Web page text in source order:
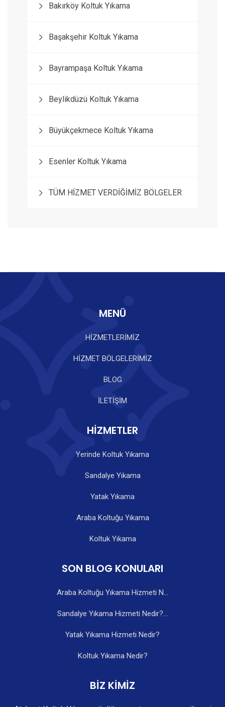
Bakırköy Koltuk Yıkama
Başakşehir Koltuk Yıkama
Bayrampaşa Koltuk Yıkama
Beylikdüzü Koltuk Yıkama
Büyükçekmece Koltuk Yıkama
Esenler Koltuk Yıkama
TÜM HİZMET VERDİĞİMİZ BÖLGELER
MENÜ
HİZMETLERİMİZ
HİZMET BÖLGELERİMİZ
BLOG
İLETİŞİM
HİZMETLER
Yerinde Koltuk Yıkama
Sandalye Yıkama
Yatak Yıkama
Araba Koltuğu Yıkama
Koltuk Yıkama
SON BLOG KONULARI
Araba Koltuğu Yıkama Hizmeti N...
Sandalye Yıkama Hizmeti Nedir?...
Yatak Yıkama Hizmeti Nedir?
Koltuk Yıkama Nedir?
BİZ KİMİZ